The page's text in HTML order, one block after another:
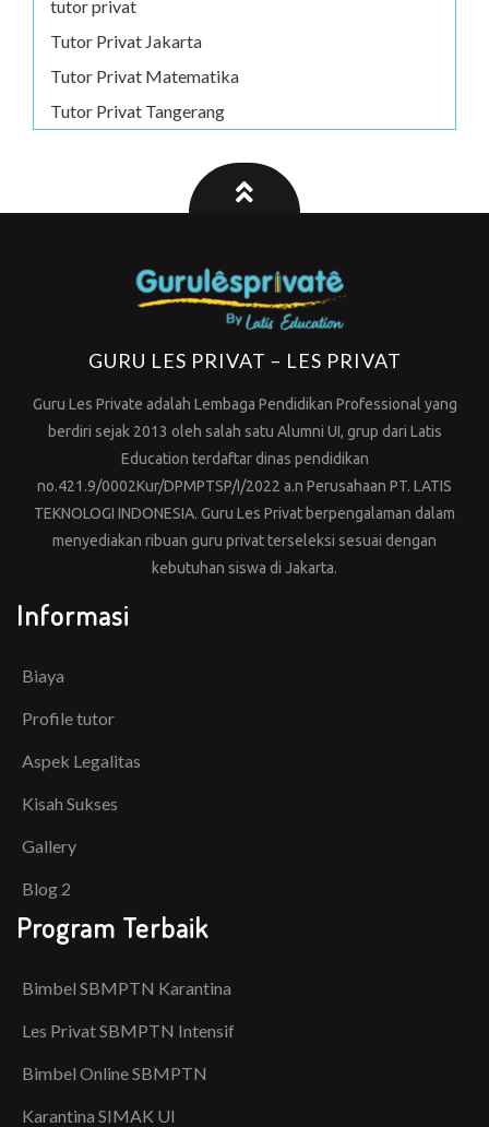
tutor privat
Tutor Privat Jakarta
Tutor Privat Matematika
Tutor Privat Tangerang
GURU LES PRIVAT – LES PRIVAT
Guru Les Private adalah Lembaga Pendidikan Professional yang
berdiri sejak 2013 oleh salah satu Alumni UI, grup dari Latis
Education terdaftar dinas pendidikan
no.421.9/0002Kur/DPMPTSP/I/2022 a.n Perusahaan PT. LATIS
TEKNOLOGI INDONESIA. Guru Les Privat berpengalaman dalam
menyediakan ribuan guru privat terseleksi sesuai dengan
kebutuhan siswa di Jakarta.
Informasi
Biaya
Profile tutor
Aspek Legalitas
Kisah Sukses
Gallery
Blog 2
Program Terbaik
Bimbel SBMPTN Karantina
Les Privat SBMPTN Intensif
Bimbel Online SBMPTN
Karantina SIMAK UI